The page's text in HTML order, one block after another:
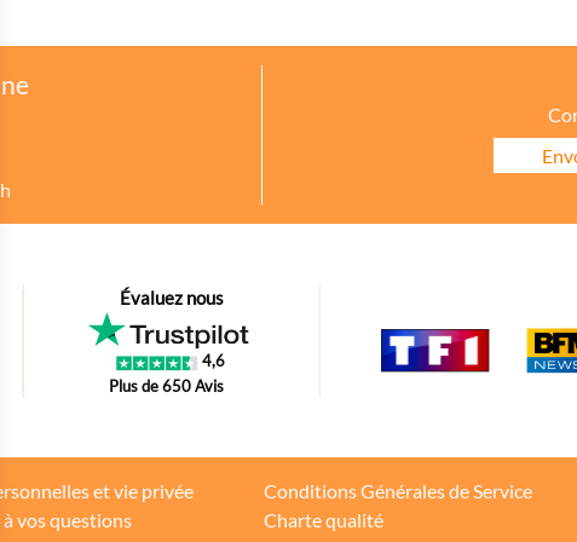
Évaluez nous
4,6
Plus de 650 Avis
et vie privée
à vos questions
Conditions Générales de Service
Charte qualité
bout de code que nous fourni Facebook nous permet de poursuivre nos
s'il y a des conversions.